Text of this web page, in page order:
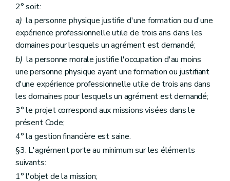
Art. D399
Section 4 Les amendes administratives
Art. D400
Art. D401
Art. D402
Art. D403
Section 5 Les infractions relatives à la formation
Art. D404
Titre XIV Dispositions finales
Chapitre I
Dispositions diverses
Art. D405
Art. D406
Art. D407
Art. D408
Art. D409
Chapitre II
Art. D410
2° soit:
a) la personne physique justifie d'une formation ou d'une
expérience professionnelle utile de trois ans dans les
domaines pour lesquels un agrément est demandé;
b) la personne morale justifie l'occupation d'au moins
une personne physique ayant une formation ou justifiant
d'une expérience professionnelle utile de trois ans dans
les domaines pour lesquels un agrément est demandé;
3° le projet correspond aux missions visées dans le
présent Code;
4° la gestion financière est saine.
§3. L'agrément porte au minimum sur les éléments
suivants:
1° l'objet de la mission;